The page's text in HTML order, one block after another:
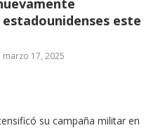
este
marzo 17, 2025
su campaña militar en